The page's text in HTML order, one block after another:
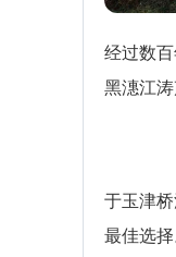
经过数
黑潓江
于玉津
最佳选择